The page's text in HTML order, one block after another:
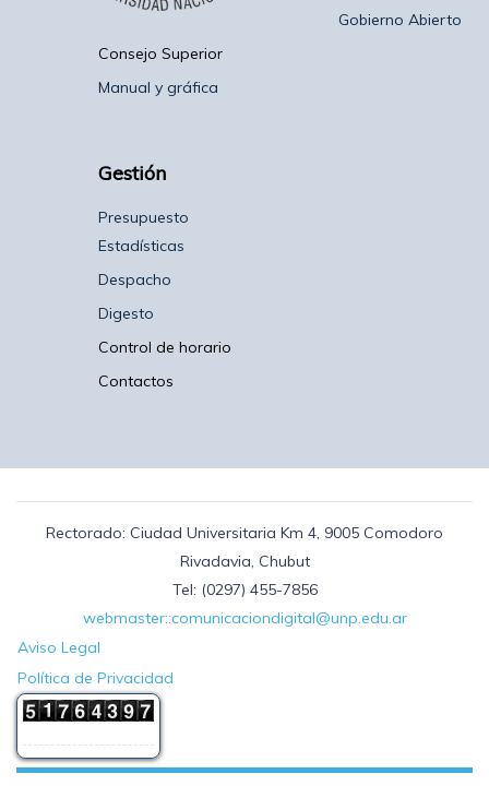
Gobierno Abierto
Consejo Superior
Manual y gráfica
Gestión
Presupuesto
Estadísticas
Despacho
Digesto
Control de horario
Contactos
Rectorado: Ciudad Universitaria Km 4, 9005 Comodoro
Rivadavia, Chubut
Tel: (0297) 455-7856
webmaster::comunicaciondigital@unp.edu.ar
Aviso Legal
Política de Privacidad